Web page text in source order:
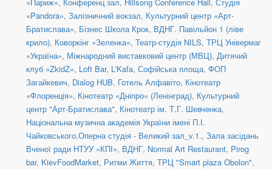
«Париж», Конференц зал, Hillsong Conference Hall, Студія
«Pandora», Залізничний вокзал, Культурний центр «Арт-
Братислава», Бізнес Школа Крок, ВДНГ. Павільйон 1 (ліве
крило), Коворкінг «Зеленка», Театр-студія NILS, ТРЦ Універмаг
«Україна», Міжнародний виставковий центр (МВЦ), Дитячий
клуб «ZkidZ», Loft Bar, L'Kafa, Софійська площа, ФОП
Загайкевич, Dialog HUB, Готель Алфавіто, Кінотеатр
«Флоренція», Кінотеатр «Дніпро» (Ленінград), Культурний
центр "Арт-Братислава", Кінотеатр ім. Т.Г. Шевченка,
Національна музична академія України імені П.І.
Чайковського.Оперна студія - Великий зал_v.1., Зала засідань
Вченої ради НТУУ «КПІ», ВДНГ, Normal Art Restaurant, Pirog
bar, KievFoodMarket, Ритми Життя, ТРЦ "Smart plaza Obolon",